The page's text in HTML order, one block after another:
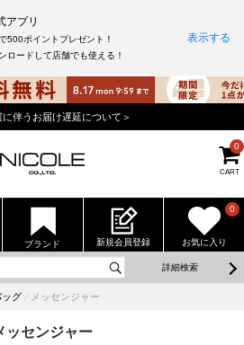
に伴うお届け遅延について＞
CART
0
ブランド 新規会員登録 お気に入り
0
詳細検索
ッグ ⁄ メッセンジャー
ッセンジャー
アプリ
500ポイントプレゼント！
ロードして店舗でも使える！
表示する